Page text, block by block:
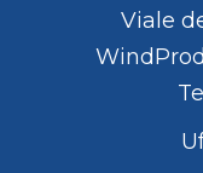
Viale